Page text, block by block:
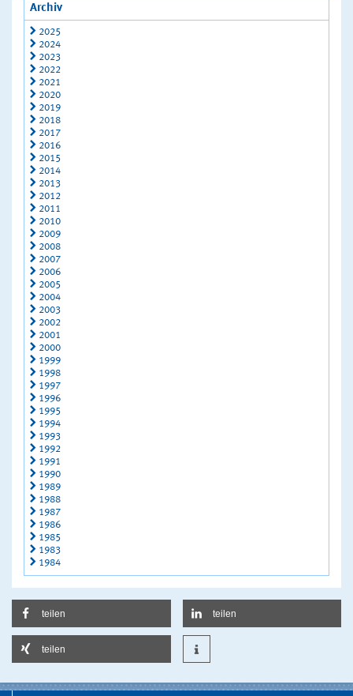
Archiv
2025
2024
2023
2022
2021
2020
2019
2018
2017
2016
2015
2014
2013
2012
2011
2010
2009
2008
2007
2006
2005
2004
2003
2002
2001
2000
1999
1998
1997
1996
1995
1994
1993
1992
1991
1990
1989
1988
1987
1986
1985
1983
1984
teilen teilen
teilen